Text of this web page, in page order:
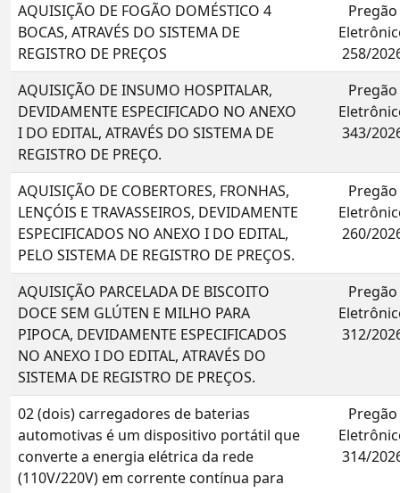
AQUISIÇÃO DE FOGÃO DOMÉSTICO 4
BOCAS, ATRAVÉS DO SISTEMA DE
REGISTRO DE PREÇOS
Pregão
258/
AQUISIÇÃO DE INSUMO HOSPITALAR,
DEVIDAMENTE ESPECIFICADO NO ANEXO
I DO EDITAL, ATRAVÉS DO SISTEMA DE
REGISTRO DE PREÇO.
Pregão
343/
AQUISIÇÃO DE COBERTORES, FRONHAS,
LENÇÓIS E TRAVASSEIROS, DEVIDAMENTE
ESPECIFICADOS NO ANEXO I DO EDITAL,
PELO SISTEMA DE REGISTRO DE PREÇOS.
Pregão
260/
AQUISIÇÃO PARCELADA DE BISCOITO
DOCE SEM GLÚTEN E MILHO PARA
PIPOCA, DEVIDAMENTE ESPECIFICADOS
NO ANEXO I DO EDITAL, ATRAVÉS DO
SISTEMA DE REGISTRO DE PREÇOS.
Pregão
312/
02 (dois) carregadores de baterias
automotivas é um dispositivo portátil que
converte a energia elétrica da rede
(110V/220V) em corrente contínua para
Pregão
314/